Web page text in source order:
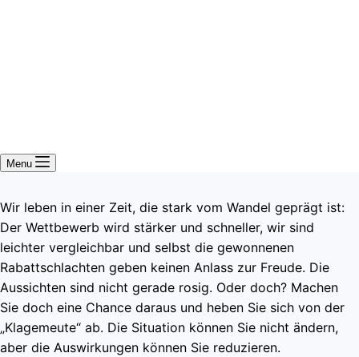
Menu
Wir leben in einer Zeit, die stark vom Wandel geprägt ist:
Der Wettbewerb wird stärker und schneller, wir sind
leichter vergleichbar und selbst die gewonnenen
Rabattschlachten geben keinen Anlass zur Freude. Die
Aussichten sind nicht gerade rosig. Oder doch? Machen
Sie doch eine Chance daraus und heben Sie sich von der
„Klagemeute“ ab. Die Situation können Sie nicht ändern,
aber die Auswirkungen können Sie reduzieren.